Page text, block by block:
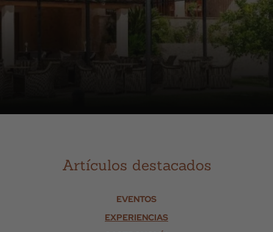
Artículos destacados
EVENTOS
EXPERIENCIAS